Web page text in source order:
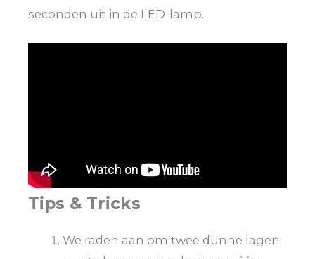
seconden uit in de LED-lamp.
Tips & Tricks
We raden aan om twee dunne lagen